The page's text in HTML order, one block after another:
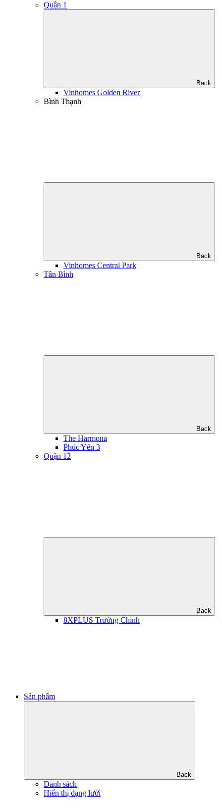
Quận 1
Back
Vinhomes Golden River
Bình Thạnh
Back
Vinhomes Central Park
Tân Bình
Back
The Harmona
Phúc Yên 3
Quận 12
Back
8XPLUS Trường Chinh
Sản phẩm
Back
Danh sách
Hiển thị dạng lưới